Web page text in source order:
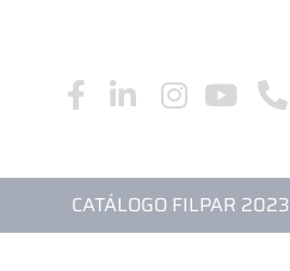
CATÁLOGO FILPAR 2023